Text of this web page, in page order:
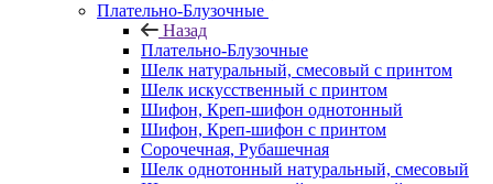
Плательно-Блузочные
Назад
Плательно-Блузочные
Шелк натуральный, смесовый с принтом
Шелк искусственный с принтом
Шифон, Креп-шифон однотонный
Шифон, Креп-шифон с принтом
Сорочечная, Рубашечная
Шелк однотонный натуральный, смесовый